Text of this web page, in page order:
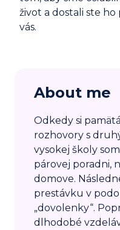
život a dostali ste
vás.
About me
Odkedy si
rozhovory s
vysokej školy
párovej poradni,
domove.
prestávku v
„dovolenky“.
dlhodobé